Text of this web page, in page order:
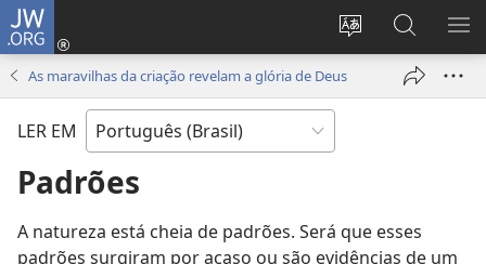
JW.ORG
Mudar
idioma
Log
janela)
Buscar
no
JW.ORG
As maravilhas da criação revelam a glória de Deus
LER EM
Padrões
A natureza está cheia de padrões. Será que esses
padrões surgiram por acaso ou são evidências de um